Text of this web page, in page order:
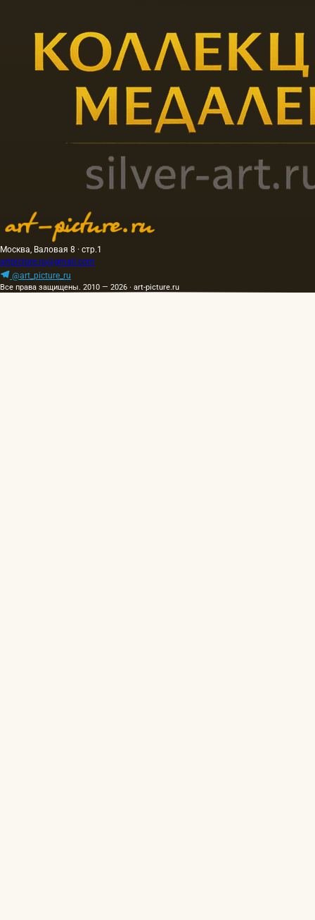
Москва, Валовая 8 · стр.1
artpicture.ru@gmail.com
@art_picture_ru
Все права защищены. 2010 — 2026 · art-picture.ru